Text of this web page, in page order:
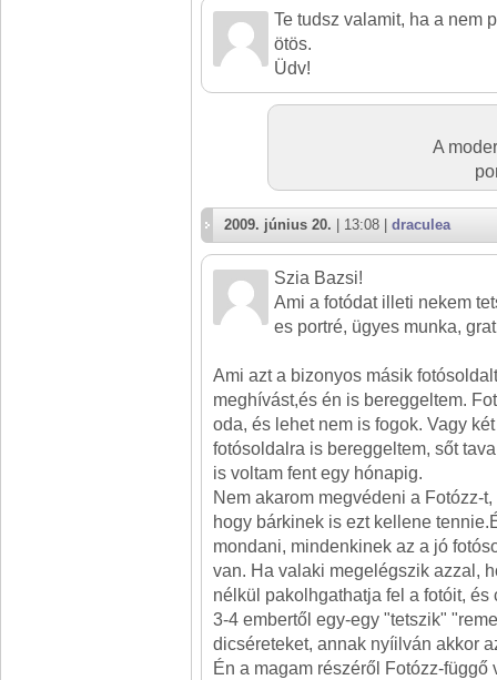
Te tudsz valamit, ha a nem
ötös.
Üdv!
A
2009. június 20. | 13:08 | draculea
Szia Bazsi!
Ami a fotódat illeti nekem
es portré, ügyes munka,
Ami azt a bizonyos másik
meghívást,és én is bereggeltem.
oda, és lehet nem is fogok. Vagy
fotósoldalra is bereggeltem, sőt
is voltam fent egy hónapig.
Nem akarom megvédeni a Fotózz-
hogy bárkinek is ezt kellene
mondani, mindenkinek az a jó
van. Ha valaki megelégszik azzal,
nélkül pakolhgathatja fel a fotóit, és
3-4 embertől egy-egy "tetszik"
dicséreteket, annak nyíilván akkor
Én a magam részéről Fotózz-függő